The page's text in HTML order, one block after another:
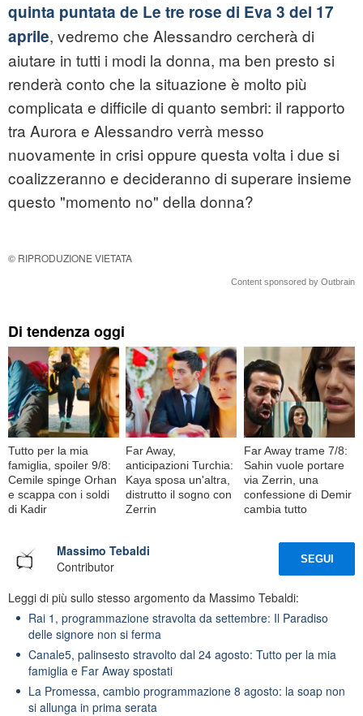
quinta puntata de Le tre rose di Eva 3 del 17
aprile, vedremo che Alessandro cercherà di
aiutare in tutti i modi la donna, ma ben presto si
renderà conto che la situazione è molto più
complicata e difficile di quanto sembri: il rapporto
tra Aurora e Alessandro verrà messo
nuovamente in crisi oppure questa volta i due si
coalizzeranno e decideranno di superare insieme
questo "momento no" della donna?
© RIPRODUZIONE VIETATA
Content sponsored by Outbrain
Di tendenza oggi
Tutto per la mia
famiglia, spoiler 9/8:
Cemile spinge Orhan
e scappa con i soldi
di Kadir
Far Away,
anticipazioni Turchia:
Kaya sposa un'altra,
distrutto il sogno con
Zerrin
Far Away trame 7/8:
Sahin vuole portare
via Zerrin, una
confessione di Demir
cambia tutto
Massimo Tebaldi
Contributor
SEGUI
Leggi di più sullo stesso argomento da Massimo Tebaldi:
Rai 1, programmazione stravolta da settembre: Il Paradiso
delle signore non si ferma
Canale5, palinsesto stravolto dal 24 agosto: Tutto per la mia
famiglia e Far Away spostati
La Promessa, cambio programmazione 8 agosto: la soap non
si allunga in prima serata